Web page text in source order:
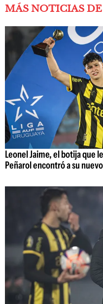
MÁS NOTICIAS
Leonel Jaime, el botija que
Peñarol encontró a su